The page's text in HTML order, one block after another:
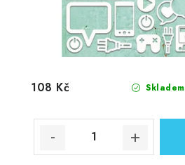
Skladem
108 Kč